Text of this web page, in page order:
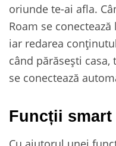
oriunde te-ai afla.
Roam se
iar redarea
când părăsești
se conectează
Funcții smart
Cu ajutorul unei